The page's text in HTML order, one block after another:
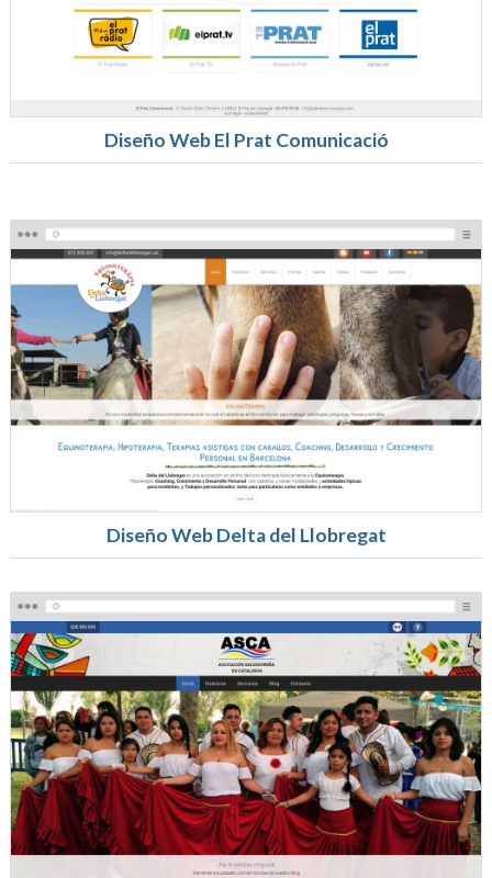
Diseño Web El Prat Comunicació
Diseño Web Delta del Llobregat